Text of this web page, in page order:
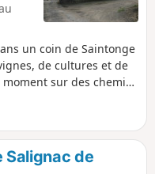
un coin de Saintonge
de cultures et de
sur des chemins
paysage. C'est
de marche hors des
Salignac de